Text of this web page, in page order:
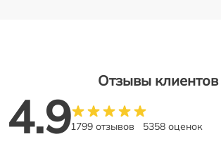
Отзывы клиентов
4.91799 отзывов 5358 оценок